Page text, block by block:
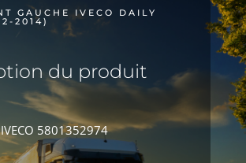
GAUCHE IVECO DAILY
2014)
du produit
IVECO 5801352974